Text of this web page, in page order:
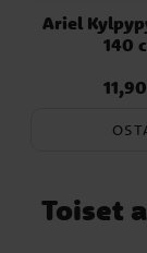
Ariel
140
Hinta:
Toiset